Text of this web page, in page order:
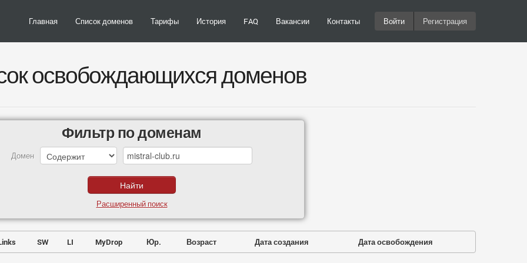
Главная Список доменов Тарифы История FAQ Вакансии Контакты Войти Регистрация
освобождающихся доменов
Фильтр по доменам
Домен
Расширенный поиск
SW LI MyDrop Юр. Возраст Дата создания Дата освобождения